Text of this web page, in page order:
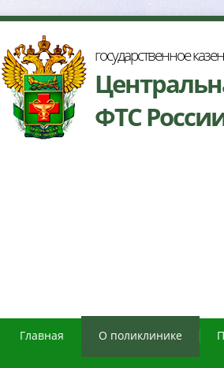
осударственное
ФТС
Главная О поликлинике